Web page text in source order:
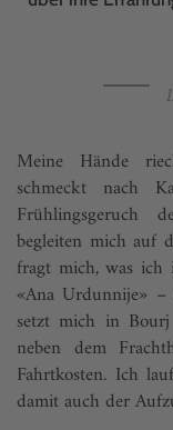
Meine Hände
schmeckt nach
Frühlingsgeruch
begleiten mich auf
fragt mich, was
«Ana Urdunnije»
setzt mich in
neben dem
Fahrtkosten. Ich
damit auch der